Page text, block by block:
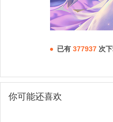
已有 377937 次
你可能还喜欢